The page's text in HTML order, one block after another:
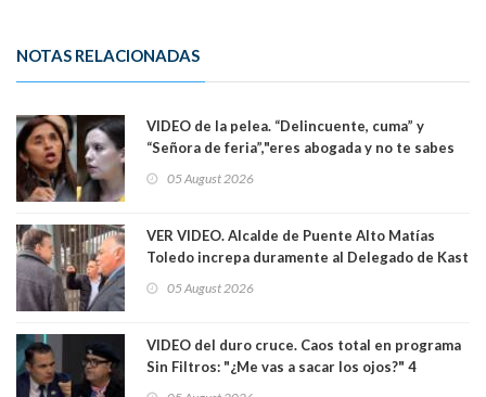
NOTAS RELACIONADAS
VIDEO de la pelea. “Delincuente, cuma” y
“Señora de feria”,"eres abogada y no te sabes
senadoras Camila Flores y Fabiola Campillai en
05 August 2026
VER VIDEO. Alcalde de Puente Alto Matías
Toledo increpa duramente al Delegado de Kast
delegado nuevamente arrancando"
05 August 2026
VIDEO del duro cruce. Caos total en programa
Sin Filtros: "¿Me vas a sacar los ojos?" 4